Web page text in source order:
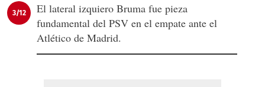
3/12
El lateral izquiero Bruma fue pieza
fundamental del PSV en el empate ante el
Atlético de Madrid.